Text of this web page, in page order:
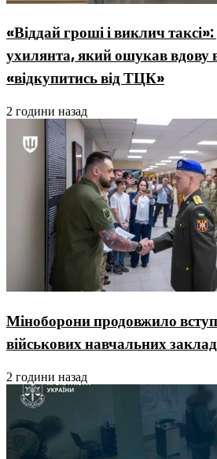
«Віддай гроші і виклич
ухилянта, який ошукав вдову
«відкупитись від ТЦК»
2 години назад
Міноборони продовжило
військових навчальних
2 години назад